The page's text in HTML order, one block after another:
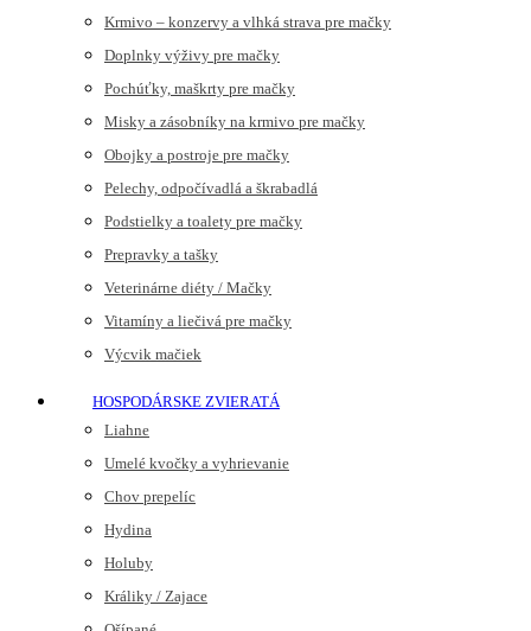
Krmivo – konzervy a vlhká strava pre mačky
Doplnky výživy pre mačky
Pochúťky, maškrty pre mačky
Misky a zásobníky na krmivo pre mačky
Obojky a postroje pre mačky
Pelechy, odpočívadlá a škrabadlá
Podstielky a toalety pre mačky
Prepravky a tašky
Veterinárne diéty / Mačky
Vitamíny a liečivá pre mačky
Výcvik mačiek
HOSPODÁRSKE ZVIERATÁ
Liahne
Umelé kvočky a vyhrievanie
Chov prepelíc
Hydina
Holuby
Králiky / Zajace